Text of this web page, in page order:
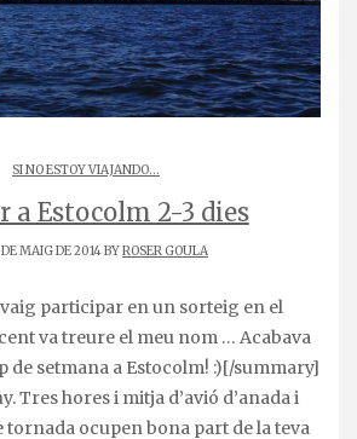
SI NO ESTOY VIAJANDO...
a Estocolm 2-3 dies
MAIG DE 2014 BYROSER GOULA
va treure el meu nom … Acabava
de setmana a Estocolm! :)[/summary]
Tres hores i mitja d’avió d’anada i
tornada ocupen bona part de la teva